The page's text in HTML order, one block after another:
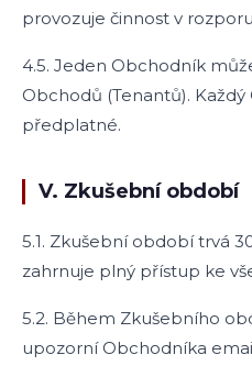
provozuje činnost v
4.5. Jeden Obchodník
Obchodů (Tenantů).
předplatné.
V. Zkušební období
5.1. Zkušební období trvá
zahrnuje plný přístup ke
5.2. Během Zkušebního
upozorní Obchodníka